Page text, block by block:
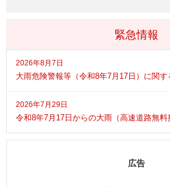
緊急情報
2026年8月7日
大雨危険警報等（令和8年7月17日）に関す
2026年7月29日
令和8年7月17日からの大雨（高速道路無料
広告